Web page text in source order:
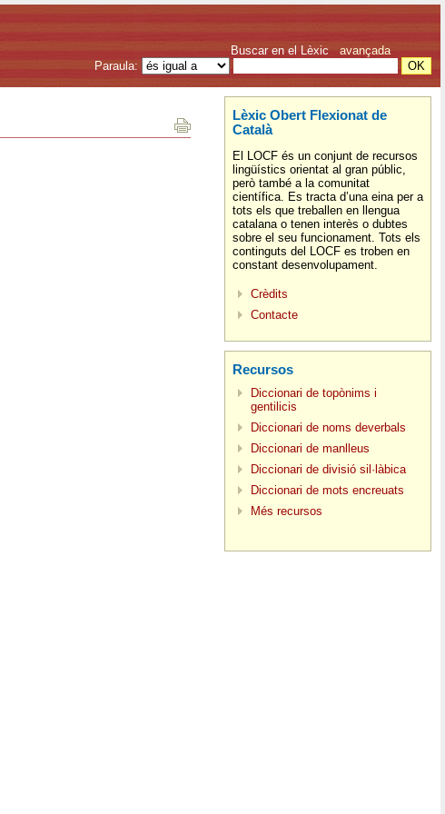
Buscar en el Lèxic avançada
Paraula:
Lèxic Obert Flexionat de
Català
El LOCF és un conjunt de recursos
lingüístics orientat al gran públic,
però també a la comunitat
científica. Es tracta d’una eina per a
tots els que treballen en llengua
catalana o tenen interès o dubtes
sobre el seu funcionament. Tots els
continguts del LOCF es troben en
constant desenvolupament.
Crèdits
Contacte
Recursos
Diccionari de topònims i
gentilicis
Diccionari de noms deverbals
Diccionari de manlleus
Diccionari de divisió sil·làbica
Diccionari de mots encreuats
Més recursos